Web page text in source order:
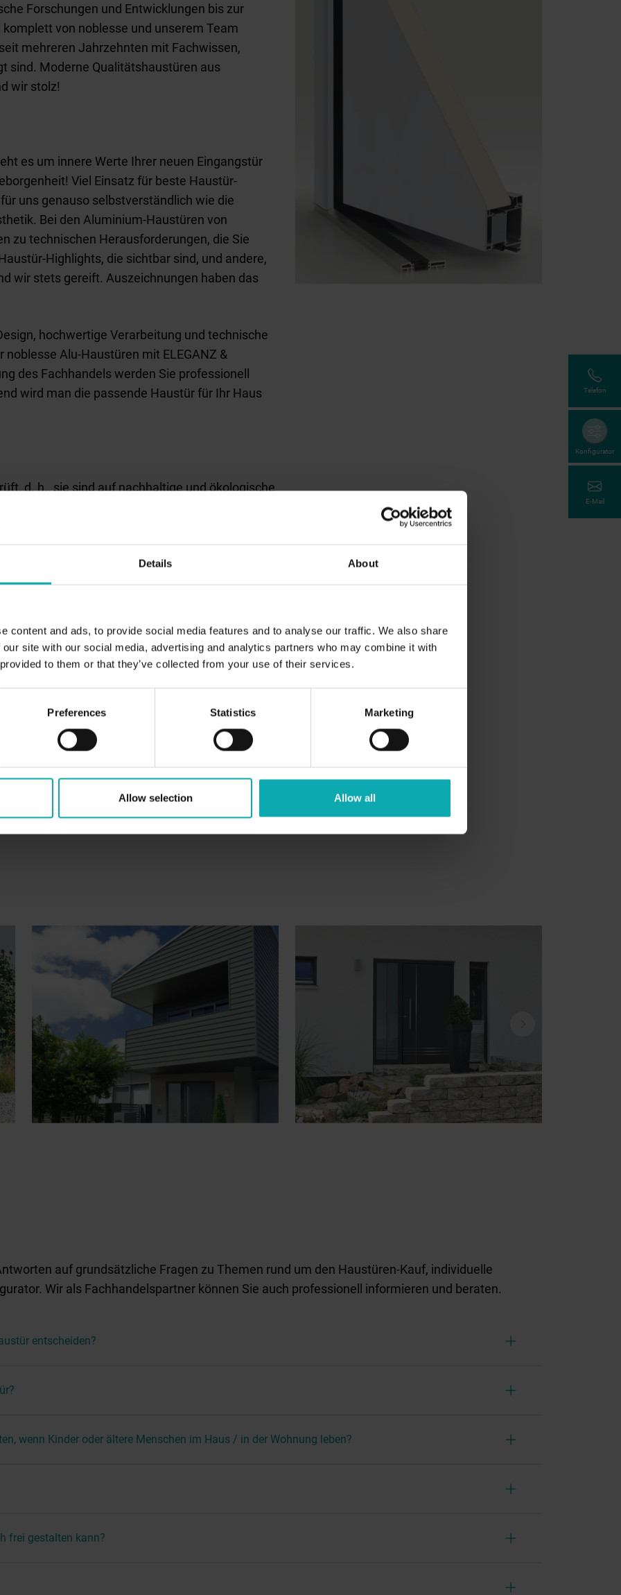
Details About
content and ads, to provide social media features and to analyse our traffic. We also share
site with our social media, advertising and analytics partners who may combine it with
to them or that they’ve collected from your use of their services.
Preferences Statistics Marketing
Allow selection Allow all
Forschungen und Entwicklungen bis zur
von noblesse und unserem Team
mehreren Jahrzehnten mit Fachwissen,
sind. Moderne Qualitätshaustüren aus
wir stolz!
es um innere Werte Ihrer neuen Eingangstür
Viel Einsatz für beste Haustür-
uns genauso selbstverständlich wie die
Bei den Aluminium-Haustüren von
zu technischen Herausforderungen, die Sie
Highlights, die sichtbar sind, und andere,
wir stets gereift. Auszeichnungen haben das
hochwertige Verarbeitung und technische
Alu-Haustüren mit ELEGANZ &
des Fachhandels werden Sie professionell
wird man die passende Haustür für Ihr Haus
d. h., sie sind auf nachhaltige und ökologische
durch die DBU (Deutsche
der DGNB (Deutsche Gesellschaft für
Möglichkeiten! Möchten Sie eine moderne
lieber die klassische Haustür für den Altbau?
– viele Details bestimmen die äußeren Werte
können für Ihren neuen Eingangsbereich
Akzenten wählen oder schlichte Eleganz.
und unterschiedliche Materialien.
nur bedingt über Bilder und Bildschirme
am besten in einer Haustürenausstellung.
auf grundsätzliche Fragen zu Themen rund um den Haustüren-Kauf, individuelle
Wir als Fachhandelspartner können Sie auch professionell informieren und beraten.
entscheiden?
wenn Kinder oder ältere Menschen im Haus / in der Wohnung leben?
frei gestalten kann?
Telefon
Konfigurator
E-Mail